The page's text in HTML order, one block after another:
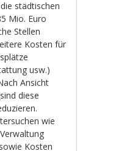
städtischen
Mio. Euro
Stellen
Kosten für
usw.)
Ansicht
sind diese
wie
Kosten